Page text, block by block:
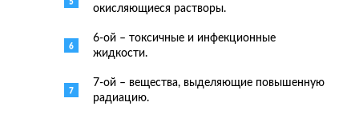
окисляющиеся растворы.
6-ой – токсичные и инфекционные
жидкости.
7-ой – вещества, выделяющие повышенную
радиацию.